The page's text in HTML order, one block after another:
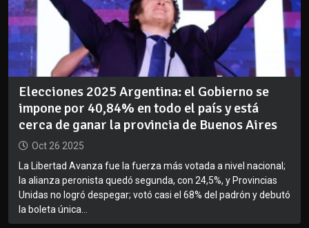
Elecciones 2025 Argentina: el Gobierno se
impone por 40,84% en todo el país y está
cerca de ganar la provincia de Buenos Aires
Oct 26 2025
La Libertad Avanza fue la fuerza más votada a nivel nacional;
la alianza peronista quedó segunda, con 24,5%, y Provincias
Unidas no logró despegar; votó casi el 68% del padrón y debutó
la boleta única...